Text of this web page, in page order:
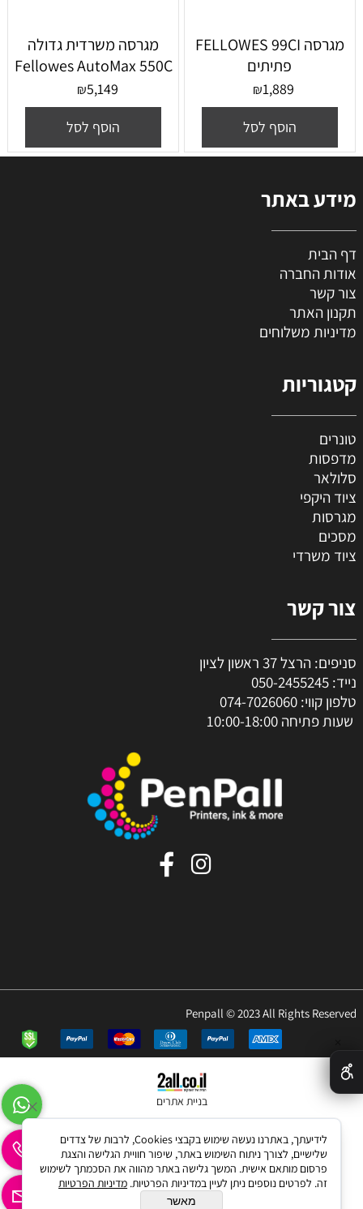
מגרסה FELLOWES 99CI
פתיתים
₪1,889
הוסף לסל
מגרסה משרדית גדולה
Fellowes AutoMax 550C
₪5,149
הוסף לסל
מידע באתר
דף הבית
אודות החברה
צור קשר
תקנון האתר
מדיניות משלוחים
קטגוריות
טונרים
מדפסות
סלולאר
ציוד היקפי
מגרסות
מסכים
ציוד משרדי
צור קשר
סניפים: הרצל 37 ראשון לציון
נייד: 050-2455245
טלפון קווי: 074-7026060
שעות פתיחה 10:00-18:00
Penpall © 2023 All Rights Reserved
בניית אתרים
לידיעתך, באתרנו נעשה שימוש בקבצי Cookies, לרבות של צדדים
שלישיים, לצורך ניתוח השימוש באתר, שיפור חוויית הגלישה והצגת
פרסום מותאם אישית. המשך גלישה באתר מהווה את הסכמתך לשימוש
זה. לפרטים נוספים ניתן לעיין במדיניות הפרטיות. מדיניות הפרטיות
מאשר